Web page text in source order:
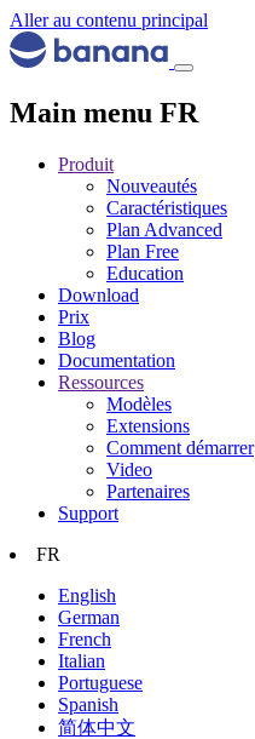
Aller au contenu principal
Main menu FR
Produit
Nouveautés
Caractéristiques
Plan Advanced
Plan Free
Education
Download
Prix
Blog
Documentation
Ressources
Modèles
Extensions
Comment démarrer
Video
Partenaires
Support
FR
English
German
French
Italian
Portuguese
Spanish
简体中文